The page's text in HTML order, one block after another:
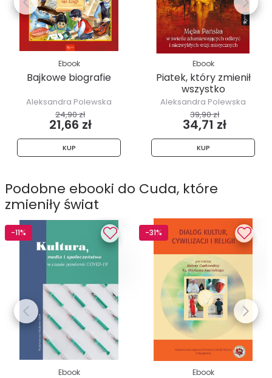
Ebook
Bajkowe biografie
Aleksandra Polewska
24,90 zł
21,66 zł
KUP
Ebook
Piatek, który zmienił
wszystko
Aleksandra Polewska
39,90 zł
34,71 zł
KUP
Podobne ebooki do Cuda, które
zmieniły świat
-11%
Ebook
-31%
Ebook